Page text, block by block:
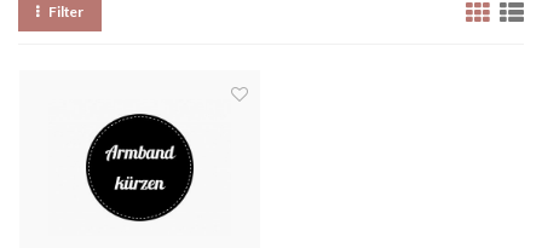
Filter